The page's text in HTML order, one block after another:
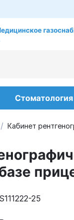
Стоматология
/ Кабинет
S111222-25